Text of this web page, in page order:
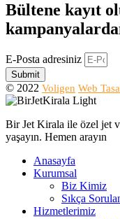
Bültene kayıt
E-Posta adresiniz
Submit
© 2022 Voligen Web
Bir Jet Kirala ile özel jet
yaşayın. Hemen arayın
Anasayfa
Kurumsal
Biz Kimiz
Sıkça
Hizmetlerimiz